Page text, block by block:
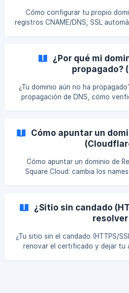
Cómo configurar tu propio
registros CNAME/DNS, SSL
¿Por qué mi
propagado?
¿Tu dominio aún no ha
propagación de DNS, cómo
Cómo apuntar un
Cómo apuntar un dominio de
Square Cloud: cambia los
¿Sitio sin candado
resolver
¿Tu sitio sin el candado (HTTPS/
renovar el certificado y dejar tu